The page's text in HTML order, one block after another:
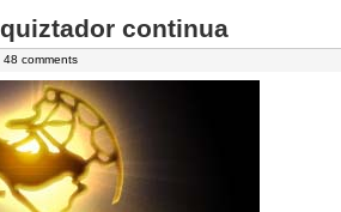
continua
48 comments